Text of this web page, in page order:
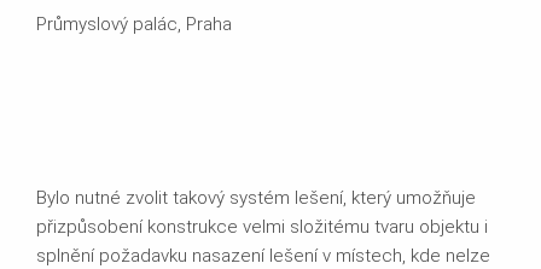
Průmyslový palác, Praha
Bylo nutné zvolit takový systém lešení, který umožňuje
přizpůsobení konstrukce velmi složitému tvaru objektu i
splnění požadavku nasazení lešení v místech, kde nelze